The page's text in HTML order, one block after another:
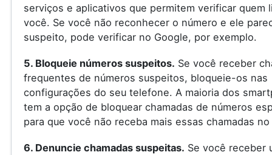
serviços e aplicativos que permitem verificar quem
você. Se você não reconhecer o número e ele
suspeito, pode verificar no Google, por exemplo.
5. Bloqueie números suspeitos. Se você receber
frequentes de números suspeitos, bloqueie-os nas
configurações do seu telefone. A maioria dos
tem a opção de bloquear chamadas de números
para que você não receba mais essas chamadas
6. Denuncie chamadas suspeitas. Se você receber